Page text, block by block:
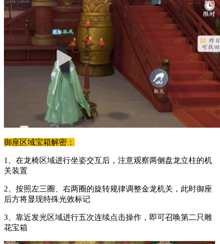
御座区域宝箱解密：
1、在龙椅区域进行坐姿交互后，注意观察两侧盘龙立柱的机
关装置
2、按照左三圈、右两圈的旋转规律调整金龙机关，此时御座
后方将显现特殊光效标记
3、靠近发光区域进行五次连续点击操作，即可召唤第二只雕
花宝箱